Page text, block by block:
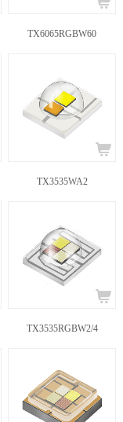
TX6065RGBW60
TX3535WA2
TX3535RGBW2/4